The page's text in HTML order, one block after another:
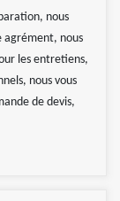
nous
agrément, nous
les entretiens,
nous vous
de devis,